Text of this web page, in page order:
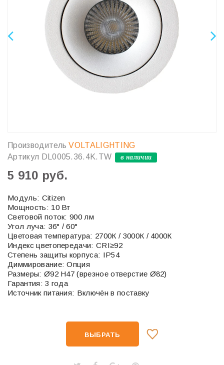
ПроизводительVOLTALIGHTING
Артикул DL0005.36.4K.TW в наличии
5 910 руб.
Модуль: Citizen
Мощность: 10 Вт
Световой поток: 900 лм
Угол луча: 36° / 60°
Цветовая температура: 2700К / 3000К / 4000К
Индекс цветопередачи: CRI≥92
Степень защиты корпуса: IP54
Диммирование: Опция
Размеры: Ø92 H47 (врезное отверстие Ø82)
Гарантия: 3 года
Источник питания: Включён в поставку
ВЫБРАТЬ